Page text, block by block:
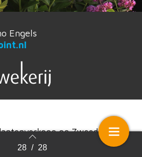
28 / 28
Engels
op Zweedse
vanwege droogte en